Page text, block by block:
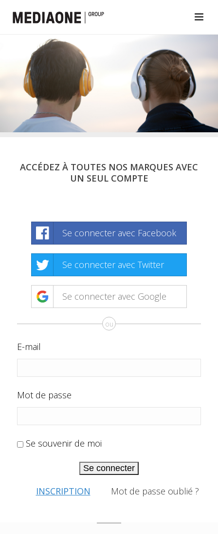
ACCÉDEZ À TOUTES NOS MARQUES AVEC
UN SEUL COMPTE
Se connecter avec Facebook
Se connecter avec Twitter
Se connecter avec Google
ou
E-mail
Mot de passe
Se souvenir de moi
Se connecter
INSCRIPTION Mot de passe oublié ?